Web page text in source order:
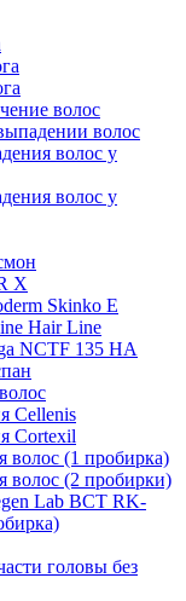
волос
волос
волос у
волос у
X
Skinko E
Hair Line
NCTF 135 HA
Cellenis
Cortexil
волос (1 пробирка)
волос (2 пробирки)
Lab BCT RK-
головы без